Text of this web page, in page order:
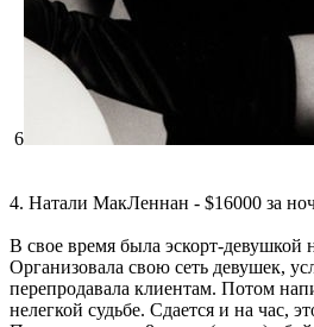
6
4. Натали МакЛеннан - $16000 за
В свое время была эскорт-
Организовала свою сеть девушек,
перепродавала клиентам. Потом
нелегкой судьбе. Сдается и на час,